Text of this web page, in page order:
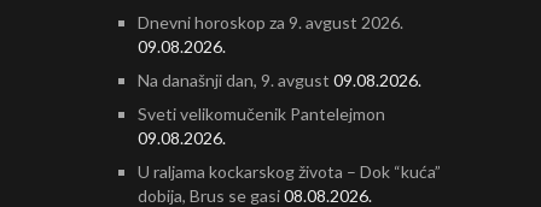
Dnevni horoskop za 9. avgust 2026.
09.08.2026.
Na današnji dan, 9. avgust 09.08.2026.
Sveti velikomučenik Pantelejmon
09.08.2026.
U raljama kockarskog života – Dok “kuća”
dobija, Brus se gasi08.08.2026.